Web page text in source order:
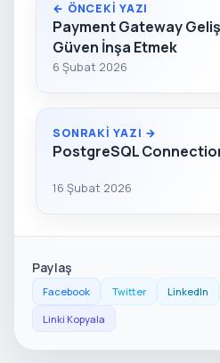
← ÖNCEKI YAZI
Payment Gateway
Güven İnşa Etmek
6 Şubat 2026
SONRAKI YAZI →
PostgreSQL
16 Şubat 2026
Paylaş
Facebook Twitter LinkedIn
Linki Kopyala